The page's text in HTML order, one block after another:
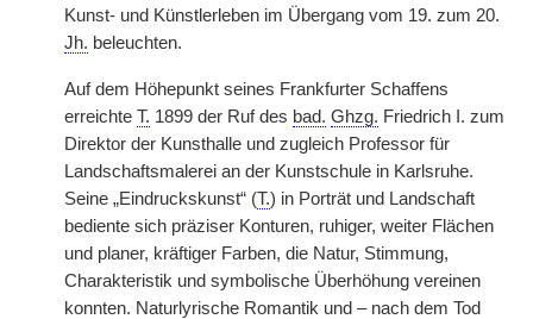
Kunst- und Künstlerleben im Übergang vom 19. zum 20.
Jh. beleuchten.
Auf dem Höhepunkt seines Frankfurter Schaffens
erreichte T. 1899 der Ruf des bad. Ghzg. Friedrich I. zum
Direktor der Kunsthalle und zugleich Professor für
Landschaftsmalerei an der Kunstschule in Karlsruhe.
Seine „Eindruckskunst“ (T.) in Porträt und Landschaft
bediente sich präziser Konturen, ruhiger, weiter Flächen
und planer, kräftiger Farben, die Natur, Stimmung,
Charakteristik und symbolische Überhöhung vereinen
konnten. Naturlyrische Romantik und – nach dem Tod